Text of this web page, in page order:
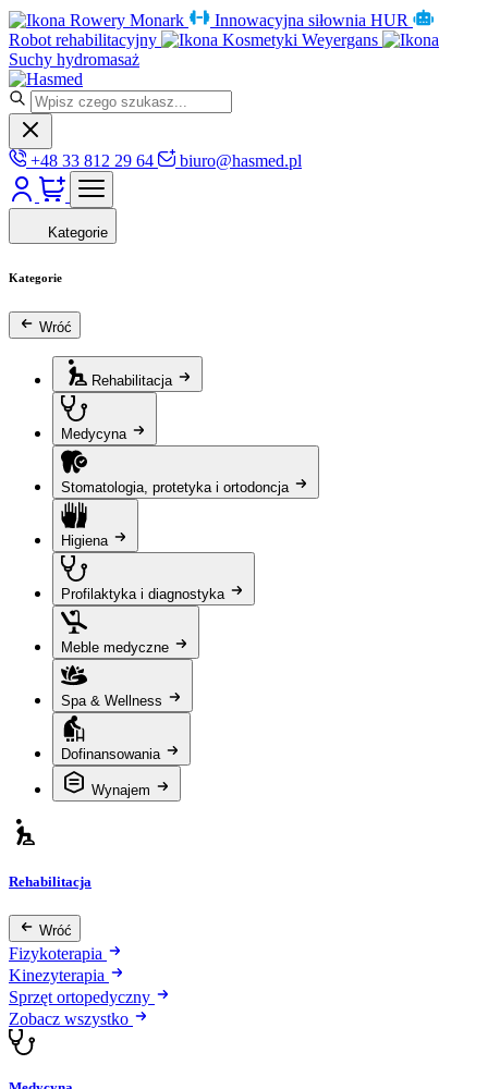
Rowery Monark
Innowacyjna siłownia HUR
Robot rehabilitacyjny
Kosmetyki Weyergans
Suchy hydromasaż
+48 33 812 29 64 biuro@hasmed.pl
Kategorie
Kategorie
Wróć
Rehabilitacja
Medycyna
Stomatologia, protetyka i ortodoncja
Higiena
Profilaktyka i diagnostyka
Meble medyczne
Spa & Wellness
Dofinansowania
Wynajem
Rehabilitacja
Wróć
Fizykoterapia
Kinezyterapia
Sprzęt ortopedyczny
Zobacz wszystko